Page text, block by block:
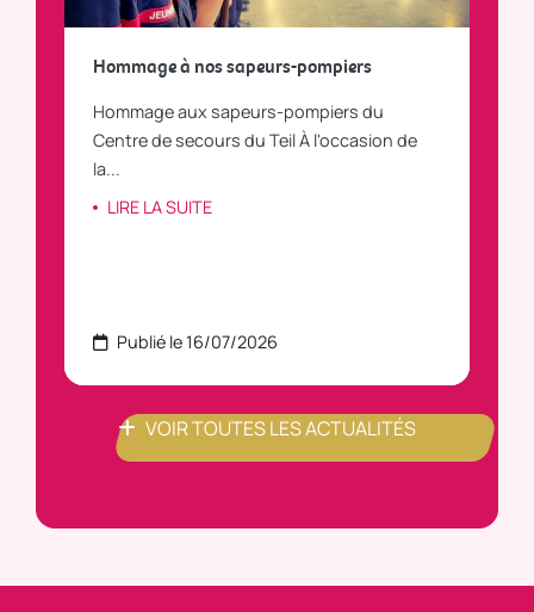
Hommage à nos sapeurs-pompiers
Hommage aux sapeurs-pompiers du
Centre de secours du Teil À l'occasion de
la...
LIRE LA SUITE
Publié le 16/07/2026
VOIR TOUTES LES ACTUALITÉS